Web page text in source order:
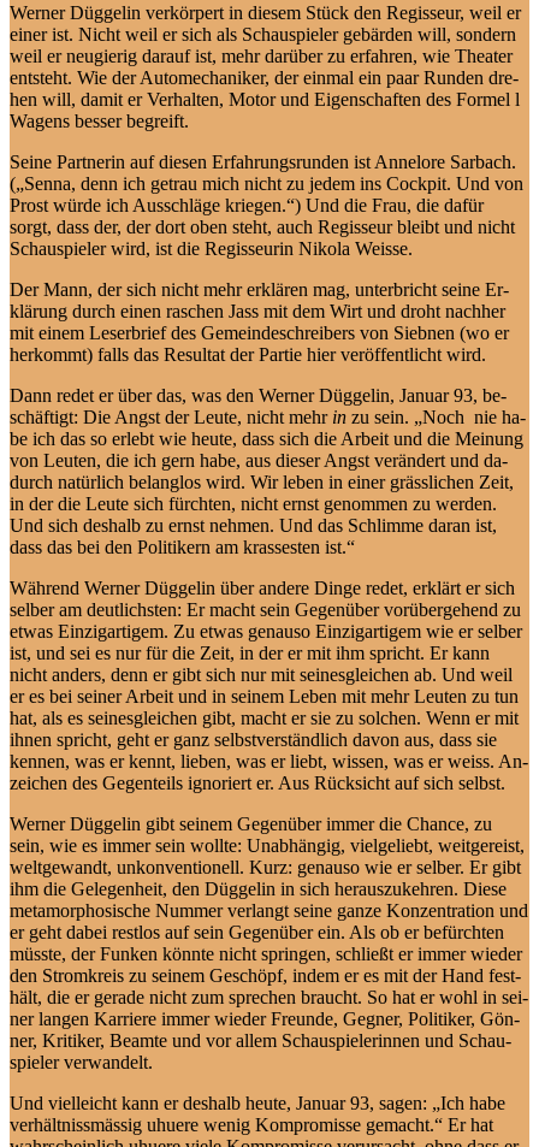
Wer­ner Düg­ge­lin ver­kör­pert in die­sem Stück den Re­gis­seur, weil er
ei­ner ist. Nicht weil er sich als Schau­spie­ler ge­bär­den will, son­dern
weil er neu­gie­rig dar­auf ist, mehr dar­über zu er­fah­ren, wie Thea­ter
ent­steht. Wie der Au­to­me­cha­ni­ker, der ein­mal ein paar Run­den dre­
hen will, da­mit er Ver­hal­ten, Mo­tor und Ei­gen­schaf­ten des For­mel l
Wa­gens bes­ser begreift.
Sei­ne Part­ne­rin auf die­sen Er­fah­rungs­run­den ist An­ne­lo­re Sar­bach.
(„Sen­na, denn ich ge­trau mich nicht zu je­dem ins Cock­pit. Und von
Prost wür­de ich Aus­schlä­ge krie­gen.“) Und die Frau, die da­für
sorgt, dass der, der dort oben steht, auch Re­gis­seur bleibt und nicht
Schau­spie­ler wird, ist die Re­gis­seu­rin Ni­ko­la Weisse.
Der Mann, der sich nicht mehr er­klä­ren mag, un­ter­bricht sei­ne Er­
klä­rung durch ei­nen ra­schen Jass mit dem Wirt und droht nach­her
mit ei­nem Le­ser­brief des Ge­mein­de­schrei­bers von Sieb­nen (wo er
her­kommt) falls das Re­sul­tat der Par­tie hier veröf­fentlicht wird.
Dann re­det er über das, was den Wer­ner Düg­ge­lin, Ja­nu­ar 93, be­
schäf­tigt: Die Angst der Leu­te, nicht mehr in zu sein. „Noch nie ha­
be ich das so er­lebt wie heu­te, dass sich die Ar­beit und die Mei­nung
von Leu­ten, die ich gern ha­be, aus die­ser Angst ver­än­dert und da­
durch na­tür­lich be­lang­los wird. Wir le­ben in ei­ner gräss­li­chen Zeit,
in der die Leu­te sich fürch­ten, nicht ernst ge­nom­men zu wer­den.
Und sich des­halb zu ernst neh­men. Und das Schlim­me dar­an ist,
dass das bei den Po­li­ti­kern am kras­ses­ten ist.“
Wäh­rend Wer­ner Düg­ge­lin über an­de­re Din­ge re­det, er­klärt er sich
sel­ber am deut­lichs­ten: Er macht sein Ge­gen­über vor­über­ge­hend zu
et­was Ein­zig­ar­ti­gem. Zu et­was ge­nau­so Ein­zig­ar­ti­gem wie er sel­ber
ist, und sei es nur für die Zeit, in der er mit ihm spricht. Er kann
nicht an­ders, denn er gibt sich nur mit sei­nes­glei­chen ab. Und weil
er es bei sei­ner Ar­beit und in sei­nem Le­ben mit mehr Leu­ten zu tun
hat, als es sei­nes­glei­chen gibt, macht er sie zu sol­chen. Wenn er mit
ih­nen spricht, geht er ganz selbst­ver­ständ­lich da­von aus, dass sie
ken­nen, was er kennt, lie­ben, was er liebt, wis­sen, was er weiss. An­
zei­chen des Ge­gen­teils igno­riert er. Aus Rück­sicht auf sich selbst.
Wer­ner Düg­ge­lin gibt sei­nem Ge­gen­über im­mer die Chan­ce, zu
sein, wie es im­mer sein woll­te: Un­ab­hän­gig, viel­ge­liebt, weit­ge­reist,
welt­ge­wandt, un­kon­ven­tio­nell. Kurz: ge­nau­so wie er sel­ber. Er gibt
ihm die Ge­le­gen­heit, den Düg­ge­lin in sich her­aus­zu­keh­ren. Die­se
me­ta­mor­pho­si­sche Num­mer ver­langt sei­ne gan­ze Kon­zen­tra­ti­on und
er geht da­bei rest­los auf sein Ge­gen­über ein. Als ob er be­fürch­ten
müss­te, der Fun­ken könn­te nicht sprin­gen, schließt er im­mer wie­der
den Strom­kreis zu sei­nem Ge­schöpf, in­dem er es mit der Hand fest­
hält, die er ge­ra­de nicht zum spre­chen braucht. So hat er wohl in sei­
ner lan­gen Kar­rie­re im­mer wie­der Freun­de, Geg­ner, Po­li­ti­ker, Gön­
ner, Kri­ti­ker, Be­am­te und vor al­lem Schau­spie­le­rin­nen und Schau­
spie­ler verwandelt.
Und viel­leicht kann er des­halb heu­te, Ja­nu­ar 93, sa­gen: „Ich ha­be
ver­hält­nissmäs­sig uhue­re we­nig Kom­pro­mis­se ge­macht.“ Er hat